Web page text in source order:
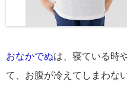
おなかでぬは、寝ている時
て、お腹が冷えてしまわな